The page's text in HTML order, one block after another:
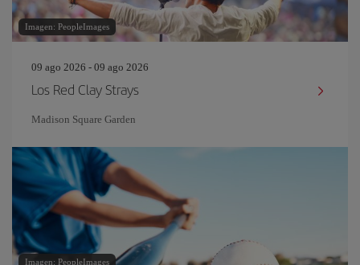
Imagen: PeopleImages
09 ago 2026 - 09 ago 2026
Los Red Clay Strays
Madison Square Garden
Imagen: PeopleImages